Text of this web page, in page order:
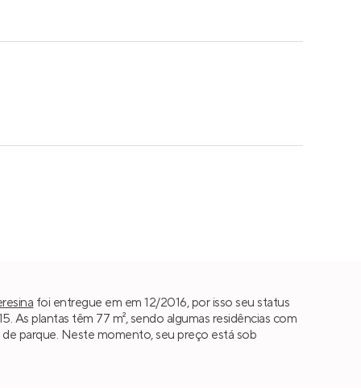
foi entregue em em 12/2016, por isso seu status
As plantas têm 77 m², sendo algumas residências com
de parque. Neste momento, seu preço está sob